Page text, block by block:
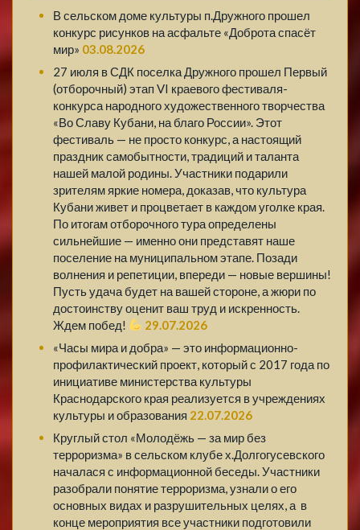
В сельском доме культуры п.Дружного прошел
конкурс рисунков на асфальте «Доброта спасёт
мир» 03.08.2026
27 июля в СДК поселка Дружного прошел Первый
(отборочный) этап VI краевого фестиваля-
конкурса народного художественного творчества
«Во Славу Кубани, на благо России». Этот
фестиваль — не просто конкурс, а настоящий
праздник самобытности, традиций и таланта
нашей малой родины. Участники подарили
зрителям яркие номера, доказав, что культура
Кубани живет и процветает в каждом уголке края.
По итогам отборочного тура определены
сильнейшие — именно они представят наше
поселение на муниципальном этапе. Позади
волнения и репетиции, впереди — новые вершины!
Пусть удача будет на вашей стороне, а жюри по
достоинству оценит ваш труд и искренность.
Ждем побед!
29.07.2026
«Часы мира и добра» — это информационно-
профилактический проект, который с 2017 года по
инициативе министерства культуры
Краснодарского края реализуется в учреждениях
культуры и образования 22.07.2026
Круглый стол «Молодёжь — за мир без
терроризма» в сельском клубе х.Долгогусевского
началася с информационной беседы. Участники
разобрали понятие терроризма, узнали о его
основных видах и разрушительных целях, а в
конце мероприятия все участники подготовили